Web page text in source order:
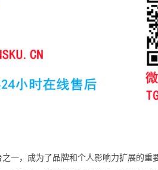
一，成为了品牌和个人影响力扩展的重